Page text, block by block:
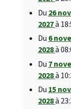
Du 26
2027à
Du 6
2028à
Du 7
2028à
Du 15
2028à